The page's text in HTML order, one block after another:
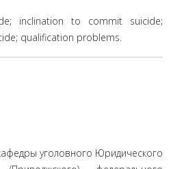
inclination to commit suicide;
qualification problems.
уголовного Юридического